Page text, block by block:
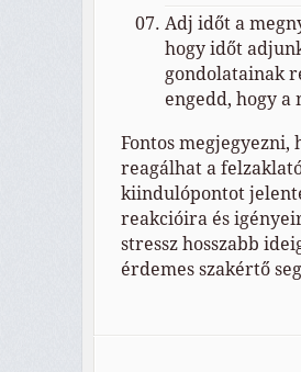
Adj időt a
hogy időt
gondolatainak
engedd, hogy a
Fontos megjegyezni,
reagálhat a
kiindulópontot
reakcióira és
stressz hosszabb
érdemes szakértő